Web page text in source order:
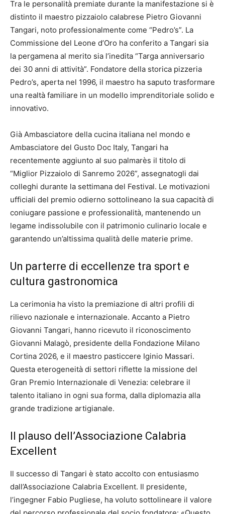
Tra le personalità premiate durante la manifestazione si è
distinto il maestro pizzaiolo calabrese Pietro Giovanni
Tangari, noto professionalmente come “Pedro’s”. La
Commissione del Leone d’Oro ha conferito a Tangari sia
la pergamena al merito sia l’inedita “Targa anniversario
dei 30 anni di attività”. Fondatore della storica pizzeria
Pedro’s, aperta nel 1996, il maestro ha saputo trasformare
una realtà familiare in un modello imprenditoriale solido e
innovativo.
Già Ambasciatore della cucina italiana nel mondo e
Ambasciatore del Gusto Doc Italy, Tangari ha
recentemente aggiunto al suo palmarès il titolo di
“Miglior Pizzaiolo di Sanremo 2026”, assegnatogli dai
colleghi durante la settimana del Festival. Le motivazioni
ufficiali del premio odierno sottolineano la sua capacità di
coniugare passione e professionalità, mantenendo un
legame indissolubile con il patrimonio culinario locale e
garantendo un’altissima qualità delle materie prime.
Un parterre di eccellenze tra sport e
cultura gastronomica
La cerimonia ha visto la premiazione di altri profili di
rilievo nazionale e internazionale. Accanto a Pietro
Giovanni Tangari, hanno ricevuto il riconoscimento
Giovanni Malagò, presidente della Fondazione Milano
Cortina 2026, e il maestro pasticcere Iginio Massari.
Questa eterogeneità di settori riflette la missione del
Gran Premio Internazionale di Venezia: celebrare il
talento italiano in ogni sua forma, dalla diplomazia alla
grande tradizione artigianale.
Il plauso dell’Associazione Calabria
Excellent
Il successo di Tangari è stato accolto con entusiasmo
dall’Associazione Calabria Excellent. Il presidente,
l’ingegner Fabio Pugliese, ha voluto sottolineare il valore